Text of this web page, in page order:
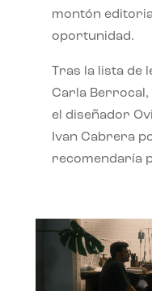
montón
oportunidad.
Tras la lista de
Carla Berrocal,
el diseñador
Ivan Cabrera
recomendaría